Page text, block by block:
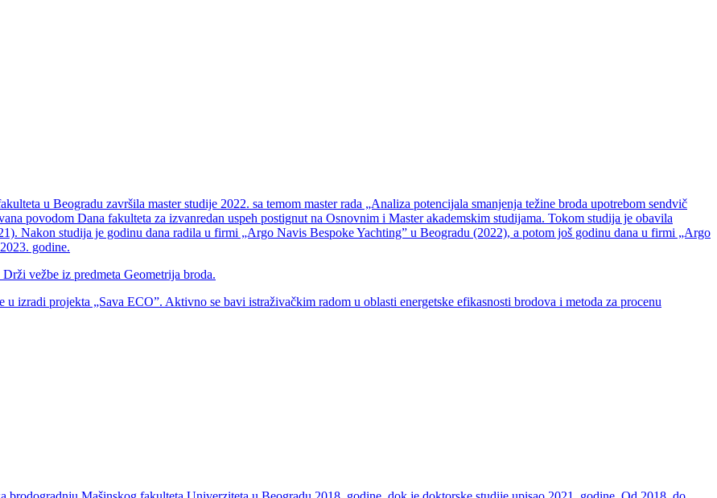
u Beogradu završila master studije 2022. sa temom master rada „Analiza potencijala smanjenja težine broda upotrebom sendvič
povodom Dana fakulteta za izvanredan uspeh postignut na Osnovnim i Master akademskim studijama. Tokom studija je obavila
Nakon studija je godinu dana radila u firmi „Argo Navis Bespoke Yachting” u Beogradu (2022), a potom još godinu dana u firmi „Argo
godine.
vežbe iz predmeta Geometrija broda.
u izradi projekta „Sava ECO”. Aktivno se bavi istraživačkim radom u oblasti energetske efikasnosti brodova i metoda za procenu